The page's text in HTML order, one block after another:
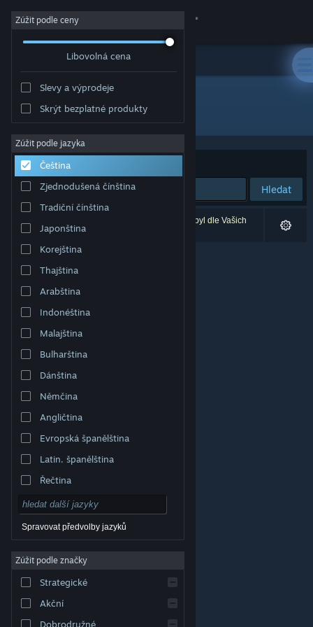
Přihlásit se
Komunita
Informace
Podpora
Změnit jazyk
Mobilní aplikace služby Steam
Desktopová verze stránky
© Valve Corporation. Všechna práva vyhrazena.
příslušných subjektů v USA a dalších zemích.
Smlouva o užívání služby Steam
Cookies
Zúžit podle ceny
Libovolná cena
Slevy a výprodeje
Skrýt bezplatné produkty
Zúžit podle jazyka
Čeština
Zjednodušená čínština
Tradiční čínština
Japonština
Korejština
Thajština
Arabština
Indonéština
Malajština
Bulharština
Dánština
Němčina
Angličtina
Evropská španělština
Latin. španělština
Řečtina
Spravovat předvolby jazyků
Zúžit podle značky
Strategické
Akční
Dobrodružné
Vývojář: Joshua Linscott
Seřadit podle
Hledat
Vašemu zadání odpovídá 0 výsledků. 1 produkt byl dle Vašich
předvoleb vyloučen z výsledků vyhledávání.